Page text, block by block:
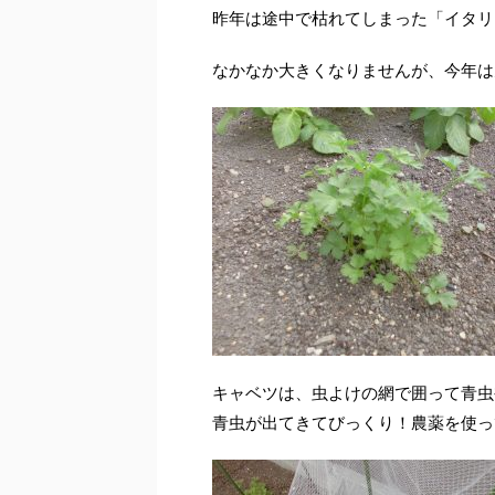
昨年は途中で枯れてしまった「イタ
なかなか大きくなりませんが、今年
キャベツは、虫よけの網で囲って青
青虫が出てきてびっくり！農薬を使